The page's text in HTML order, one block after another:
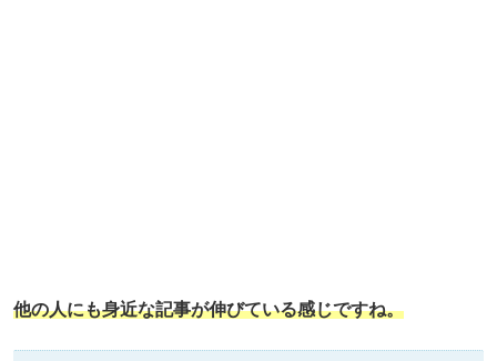
他の人にも身近な記事が伸びている感じですね。